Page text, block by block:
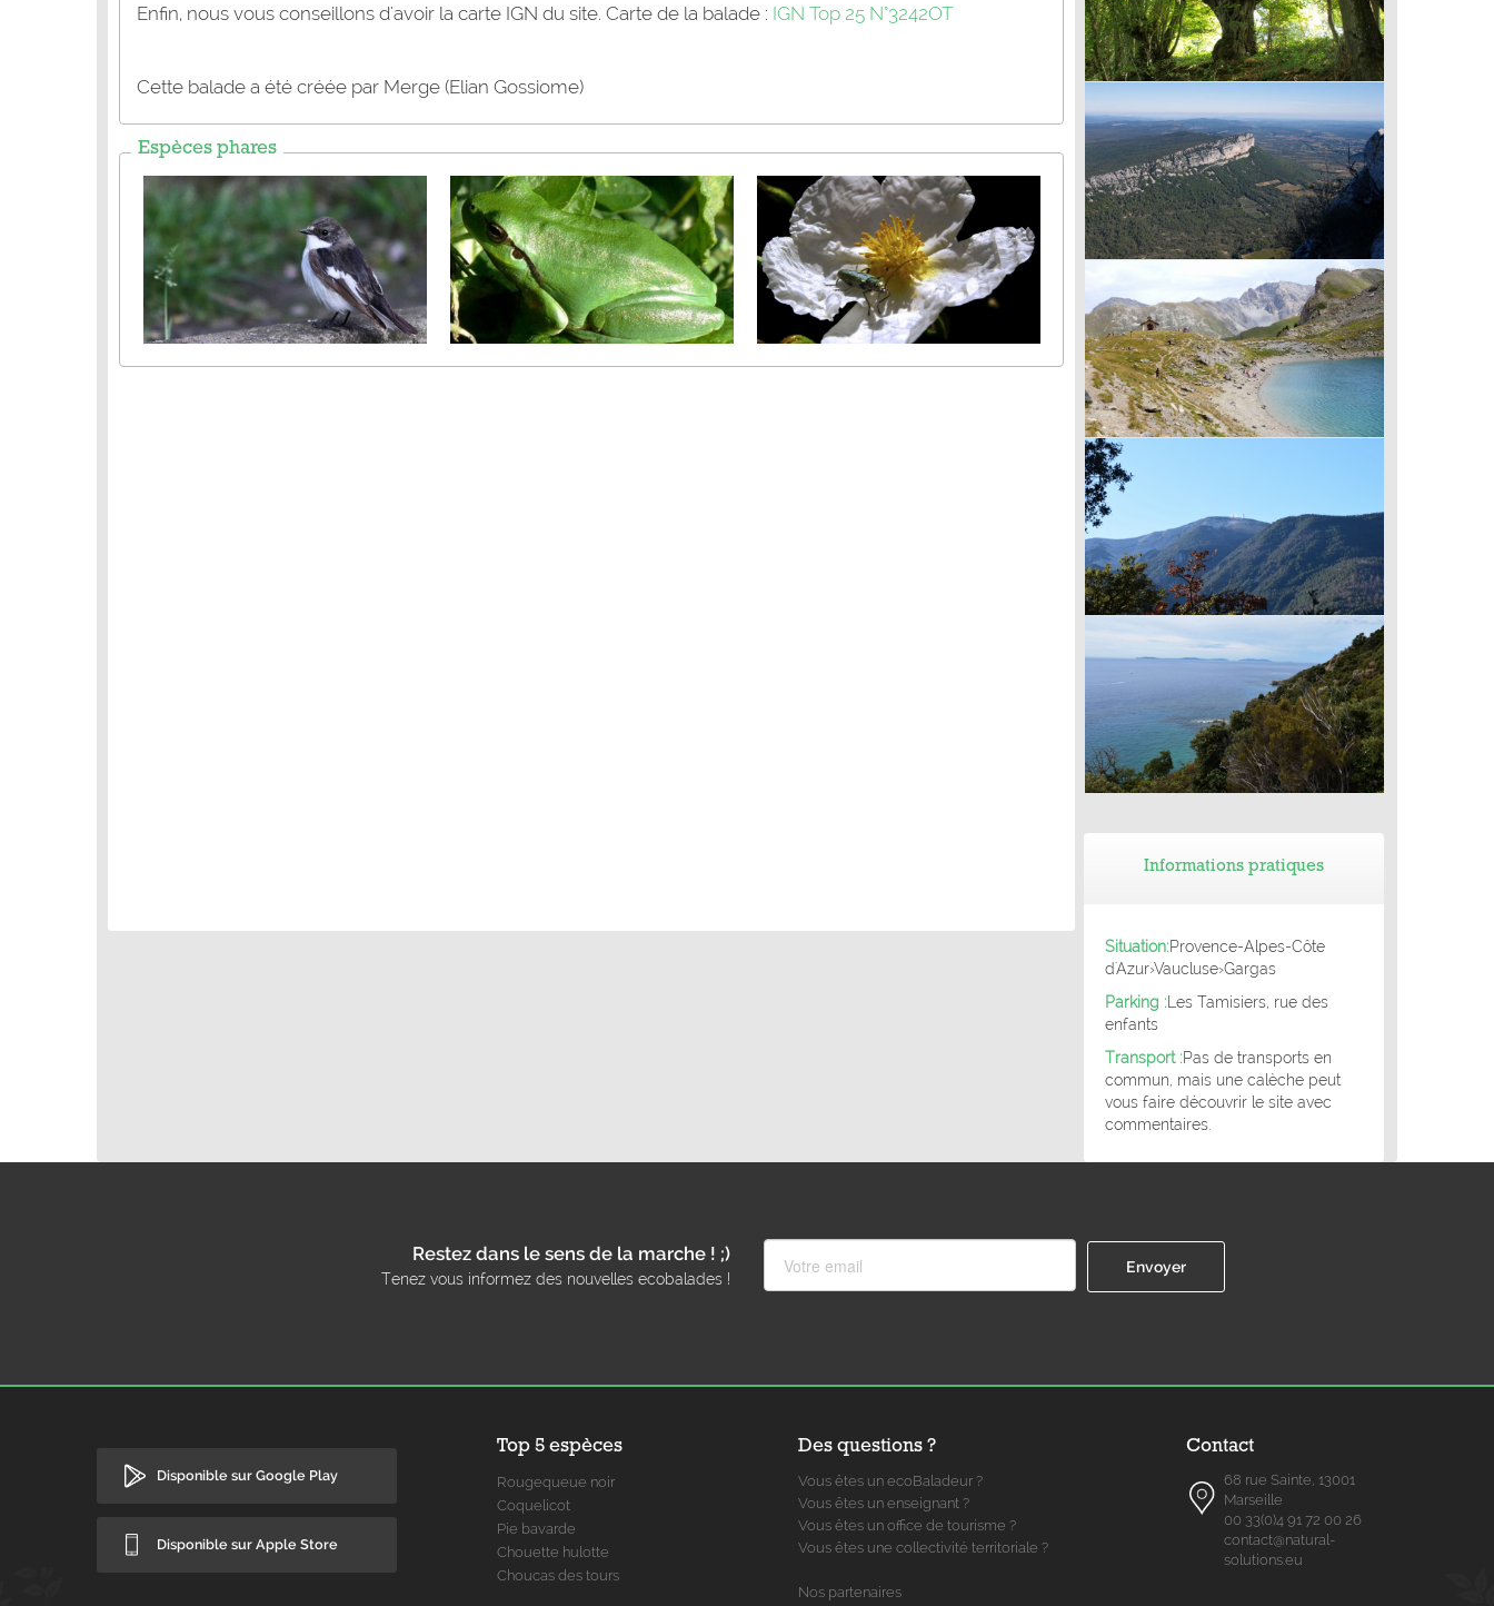
Enfin, nous vous conseillons d'avoir la carte IGN du site. Carte de la balade : IGN Top 25 N°3242OT
Cette balade a été créée par Merge (Elian Gossiome)
Espèces phares
Balade de Vendôme, Le Temple (41) - Le
circuit du vieux bocage du Perche
Balade de Cazevieille (34) Autour de
Montpellier - Pic Saint-Loup
Balade de Ceillac (05) - Le lac Saint-
Balade de Saint Léger du Ventoux (84) -
Patrimoine historique et géologique
Balade sur le sentier du Fenouillet
Informations pratiques
Situation:Provence-Alpes-Côte
d'Azur›Vaucluse›Gargas
Parking :Les Tamisiers, rue des
enfants
Transport :Pas de transports en
commun, mais une calèche peut
vous faire découvrir le site avec
commentaires.
Restez dans le sens de la marche ! ;)
Tenez vous informez des nouvelles ecobalades !
Disponible sur Google Play
Disponible sur Apple Store
Top 5 espèces
Rougequeue noir
Coquelicot
Pie bavarde
Chouette hulotte
Choucas des tours
Des questions ?
Vous êtes un ecoBaladeur ?
Vous êtes un enseignant ?
Vous êtes un office de tourisme ?
Vous êtes une collectivité territoriale ?
Nos partenaires
Contact
68 rue Sainte, 13001
Marseille
00 33(0)4 91 72 00 26
contact@natural-
solutions.eu